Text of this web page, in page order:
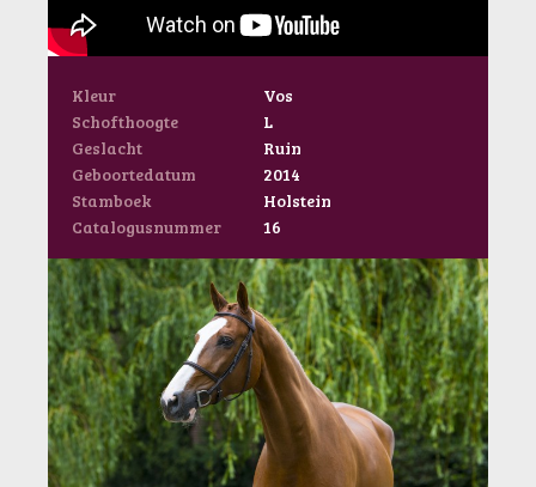
Kleur
Vos
Schofthoogte
L
Geslacht
Ruin
Geboortedatum
2014
Stamboek
Holstein
Catalogusnummer
16